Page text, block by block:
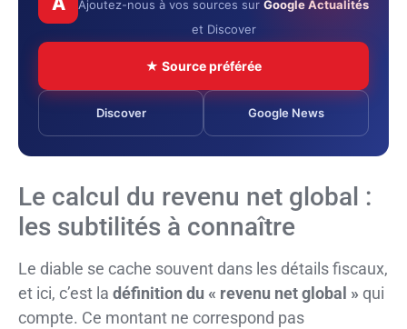
Ajoutez-nous à vos sources sur Google Actualités
et Discover
★ Source préférée
Discover Google News
Le calcul du revenu net global :
les subtilités à connaître
Le diable se cache souvent dans les détails fiscaux,
et ici, c’est la définition du « revenu net global » qui
compte. Ce montant ne correspond pas